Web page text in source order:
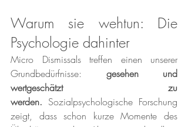
Warum sie wehtun: Die
Psychologie dahinter
Micro Dismissals treffen einen unserer
Grundbedürfnisse: gesehen und
wertgeschätzt zu
werden. Sozialpsychologische Forschung
zeigt, dass schon kurze Momente des